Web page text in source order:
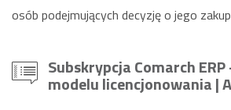
osób podejmujących decyzję o jego
Subskrypcja Comarch
modelu licencjonowania|